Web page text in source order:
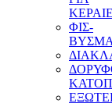
ΦΙΣ-